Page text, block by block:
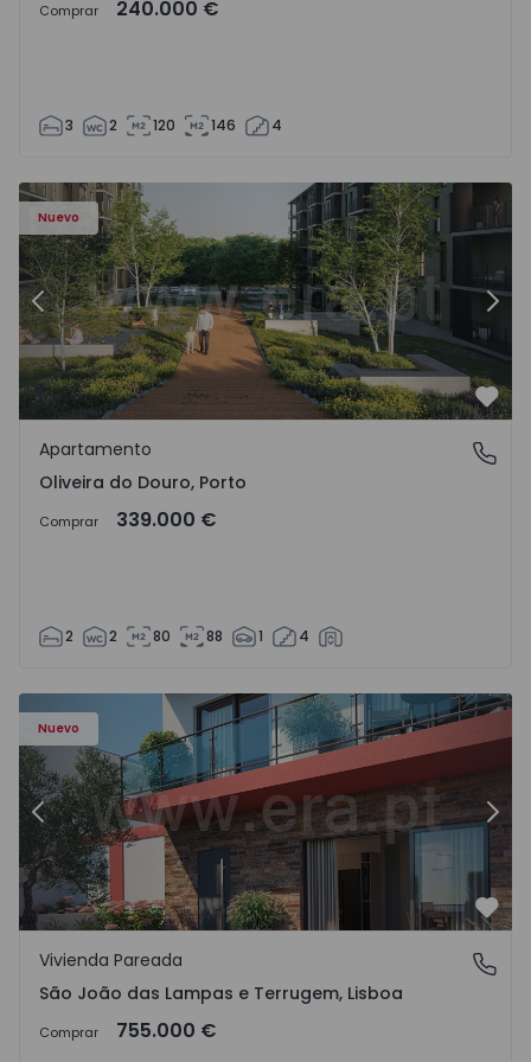
Comprar 240.000 €
3 2 120 146 4
Nuevo
1575522 - 8
Apartamento T2 Vila Nova de Gaia, Oliveira do Douro -
Anterior
Oliveira do Douro, Porto
Apartamento
Oliveira do Douro, Porto
Comprar 339.000 €
2 2 80 88 1 4
Nuevo
Anterior
São João das Lampas e Terrugem, Lisboa
Vivienda Pareada
São João das Lampas e Terrugem, Lisboa
Comprar 755.000 €